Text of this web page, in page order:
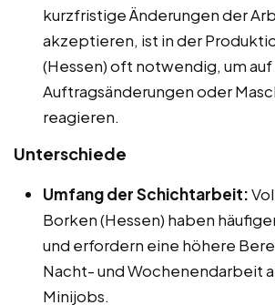
kurzfristige Änderungen der
akzeptieren, ist in der
(Hessen) oft notwendig, um
Auftragsänderungen oder
reagieren.
Unterschiede
Umfang der Schichtarbeit:
Borken (Hessen) haben
und erfordern eine höhere
Nacht- und Wochenendarbeit
Minijobs.